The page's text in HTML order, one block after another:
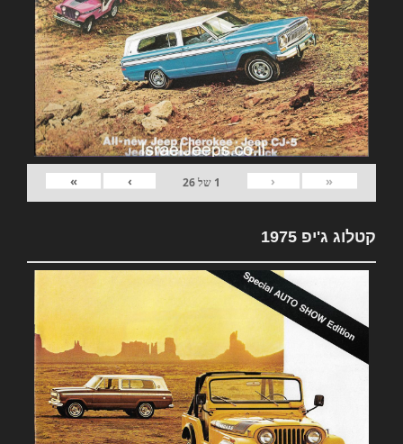
«
‹
1 של26
›
»
קטלוג ג'יפ 1975